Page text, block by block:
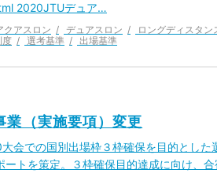
2020JTUデュア…
クアスロン デュアスロン ロングディスタン
度 選考基準 出場基準
（実施要項）変更
会での国別出場枠３枠確保を目的とした
トを策定。３枠確保目的達成に向け、